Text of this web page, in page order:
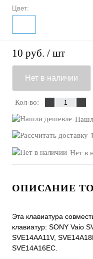
Цвет:
10 руб. / шт
Нет в наличии
Кол-во:
Нет в
ОПИСАНИЕ
Эта клавиатура
клавиатур: SONY Vaio
SVE14AA11V,
SVE14A16EC.